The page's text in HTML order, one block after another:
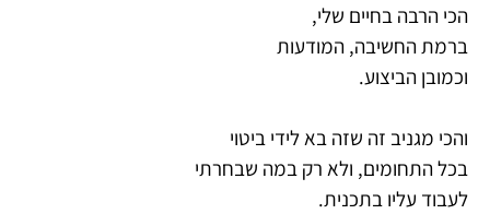
הכי הרבה בחיים שלי,
ברמת החשיבה, המודעות
וכמובן הביצוע.
והכי מגניב זה שזה בא לידי ביטוי
בכל התחומים, ולא רק במה שבחרתי
לעבוד עליו בתכנית.